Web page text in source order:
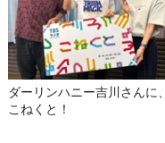
ダーリンハニー吉川さんに、
こねくと！